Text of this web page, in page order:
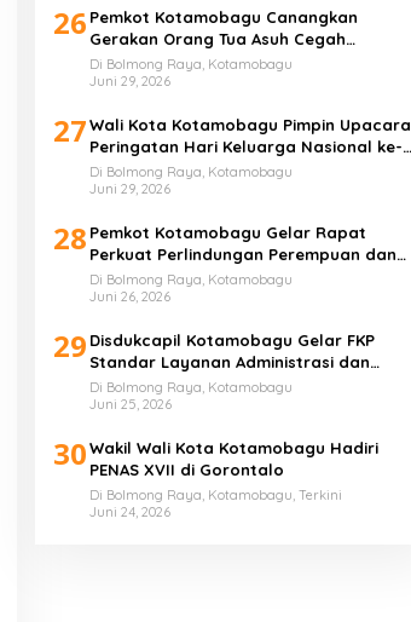
26 Pemkot Kotamobagu Canangkan
Gerakan Orang Tua Asuh Cegah
Stunting
Di Bolmong Raya, Kotamobagu
Juni 29, 2026
27Wali Kota Kotamobagu Pimpin Upacara
Peringatan Hari Keluarga Nasional ke-
33 Tahun
Di Bolmong Raya, Kotamobagu
Juni 29, 2026
28 Pemkot Kotamobagu Gelar Rapat
Perkuat Perlindungan Perempuan dan
Anak
Di Bolmong Raya, Kotamobagu
Juni 26, 2026
29 Disdukcapil Kotamobagu Gelar FKP
Standar Layanan Administrasi dan
Kependudukan
Di Bolmong Raya, Kotamobagu
Juni 25, 2026
30Wakil Wali Kota Kotamobagu Hadiri
PENAS XVII di Gorontalo
Di Bolmong Raya, Kotamobagu, Terkini
Juni 24, 2026